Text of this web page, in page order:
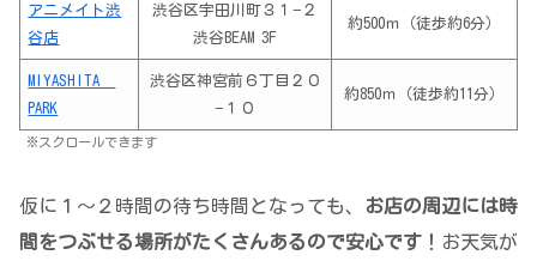
アニメイト渋
谷店
渋谷区宇田川町３１−２
渋谷BEAM 3F
約500ｍ（徒歩約6分）
MIYASHITA
PARK
渋谷区神宮前６丁目２０
−１０
約850ｍ（徒歩約11分）
※スクロールできます
仮に１～２時間の待ち時間となっても、
お店の周辺には時
間をつぶせる場所がたくさんあるので安心です ！お天気が